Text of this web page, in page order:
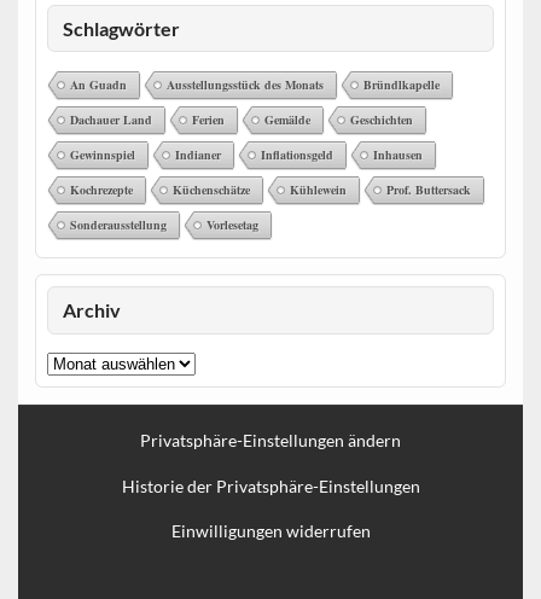
Schlagwörter
An Guadn Ausstellungsstück des Monats Bründlkapelle
Dachauer Land Ferien Gemälde Geschichten
Gewinnspiel Indianer Inflationsgeld Inhausen
Kochrezepte Küchenschätze Kühlewein Prof. Buttersack
Sonderausstellung Vorlesetag
Archiv
Archiv
Privatsphäre-Einstellungen ändern
Historie der Privatsphäre-Einstellungen
Einwilligungen widerrufen